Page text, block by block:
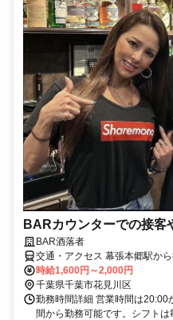
BARカウンターでの接客
BAR酒落者
交通・アクセス 幕張本郷駅か
時給1,600円～2,000円
千葉県千葉市花見川区
勤務時間詳細 営業時間は
間から勤務可能です。シフト